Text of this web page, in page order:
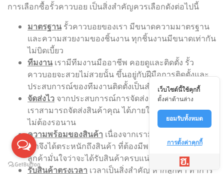
การเลือกซื้อรั้วคาวบอย เป็นสิ่งสำคัญควรเลือกดังต่อไปนี้
มาตรฐาน รั้วคาวบอยของเรา มีขนาดความมาตรฐาน
และความสวยงามของชิ้นงาน ทุกชิ้นงานมีขนาดเท่ากัน
ไม่บิดเบี้ยว
ทีมงาน เรามีทีมงานมืออาชีพ คอยดูและติดตั้ง รั้ว
คาวบอยจะสวยไม่สวยนั้น ขึ้นอยู่กับฝีมือการติดตั้งและ
ประสบการณ์ของทีมงานติดตั้งเป็นสำคัญ
จัดส่งไว จากประสบการณ์การจัดส่งของทีมงาน ทำให้
เราสามารถจัดส่งสินค้าคุณ ได้ภายใน 1-3 วัน เท่านั้น
ไม่ต้องรอนาน
ความพร้อมของสินค้า เนื่องจากเรามีลูกค้าจำนวนมาก
เราจึงได้ตระหนักถึงสินค้า ที่ต้องมีพร้อมจัดส่ง เพื่อให้
ลูกค้ามั่นใจว่าจะได้รับสินค้าครบแน่นอน
รับสินค้าตรงเวลา เวลาเป็นสิ่งสำคัญ หากลูกค้า ทำการ
เว็บไซต์นี้ใช้คุกกี้
ตั้งค่าด้านล่าง
ยอมรับทั้งหมด
การตั้งค่าคุกกี้